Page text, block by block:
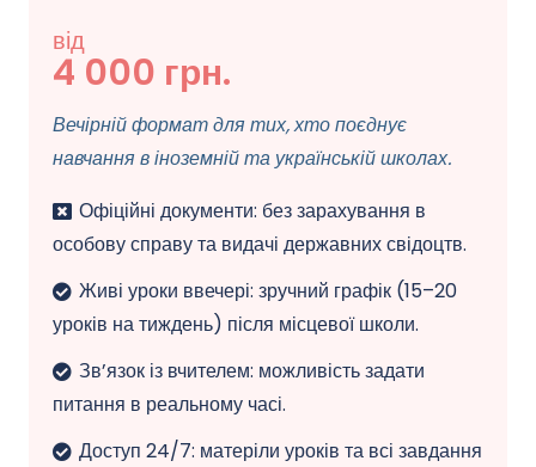
від
4 000 грн.
Вечірній формат для тих, хто поєднує
навчання в іноземній та українській школах.
Офіційні документи: без зарахування в
особову справу та видачі державних свідоцтв.
Живі уроки ввечері: зручний графік (15–20
уроків на тиждень) після місцевої школи.
Зв’язок із вчителем: можливість задати
питання в реальному часі.
Доступ 24/7: матеріли уроків та всі завдання